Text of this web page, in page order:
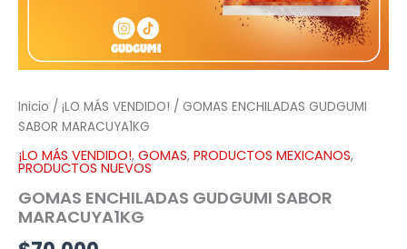
Inicio / ¡LO MÁS VENDIDO! / GOMAS ENCHILADAS GUDGUMI
SABOR MARACUYA1KG
¡LO MÁS VENDIDO!, GOMAS, PRODUCTOS MEXICANOS,
PRODUCTOS NUEVOS
GOMAS ENCHILADAS GUDGUMI SABOR
MARACUYA1KG